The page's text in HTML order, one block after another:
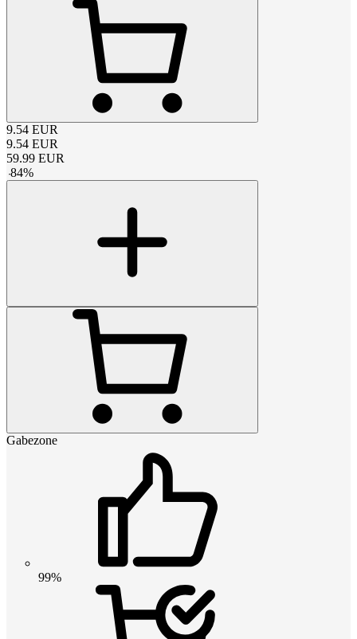
9.54 EUR
9.54 EUR
59.99 EUR
-84%
Gabezone
99%